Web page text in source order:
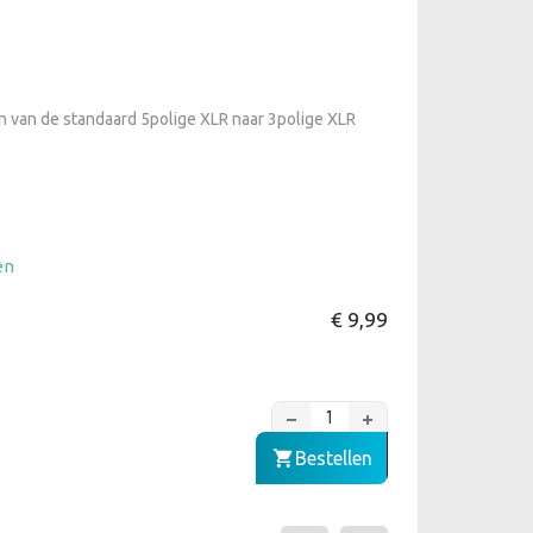
de standaard 5polige XLR naar 3polige XLR
€ 9,99
Bestellen